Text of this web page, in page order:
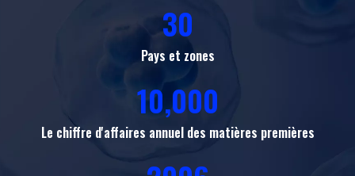
30
Pays et zones
10,000
Le chiffre d'affaires annuel des matières premières